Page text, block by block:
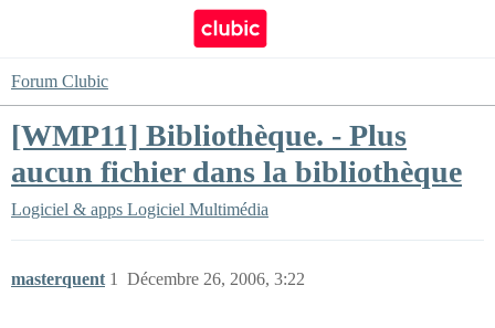
Forum Clubic
[WMP11] Bibliothèque. - Plus
aucun fichier dans la bibliothèque
Logiciel & apps Logiciel Multimédia
masterquent Décembre 26, 2006, 3:22
1